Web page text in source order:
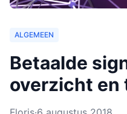
ALGEMEEN
Betaalde
overzicht en